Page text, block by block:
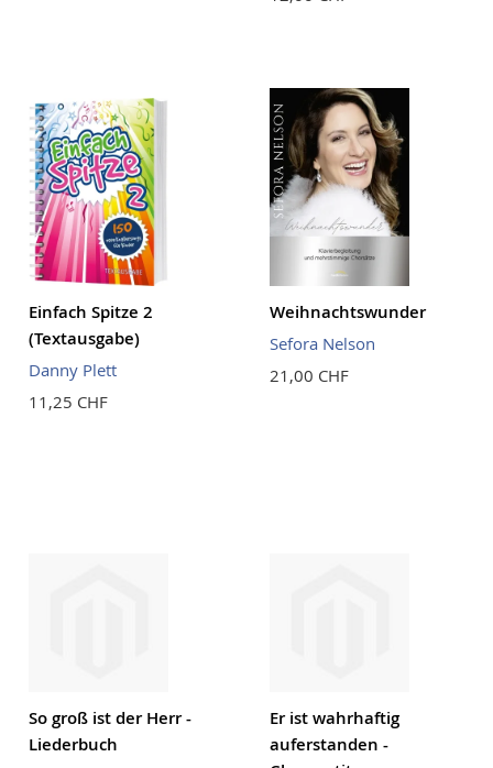
Einfach Spitze 2
(Textausgabe)
Danny Plett
11,25 CHF
Weihnachtswunder
Sefora Nelson
21,00 CHF
So groß ist der Herr -
Liederbuch
Er ist wahrhaftig
auferstanden -